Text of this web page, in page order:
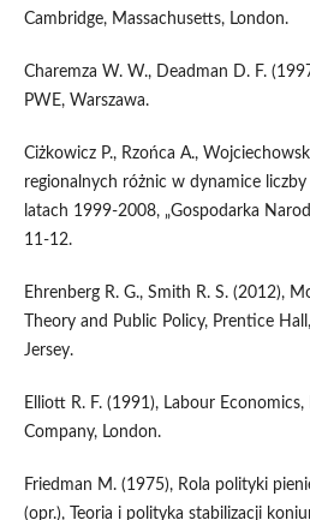
Cambridge, Massachusetts, London.
Charemza W. W., Deadman D. F.
PWE, Warszawa.
Ciżkowicz P., Rzońca A.,
regionalnych różnic w dynamice
latach 1999-2008, „Gospodarka
11-12.
Ehrenberg R. G., Smith R. S. (2012),
Theory and Public Policy, Prentice
Jersey.
Elliott R. F. (1991), Labour
Company, London.
Friedman M. (1975), Rola polityki
(opr.), Teoria i polityka stabilizacji